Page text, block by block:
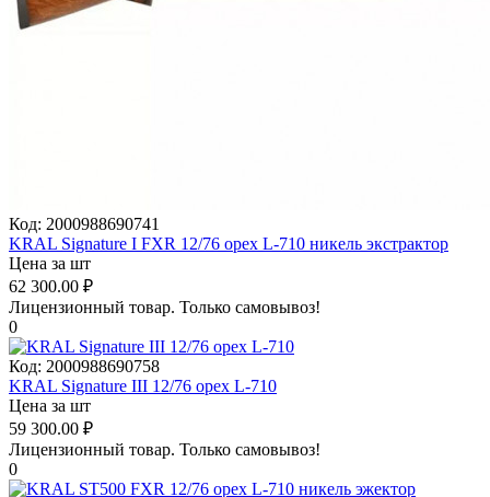
Код: 2000988690741
KRAL Signature I FXR 12/76 орех L-710 никель экстрактор
Цена за шт
62 300.00 ₽
Лицензионный товар. Только самовывоз!
0
Код: 2000988690758
KRAL Signature III 12/76 орех L-710
Цена за шт
59 300.00 ₽
Лицензионный товар. Только самовывоз!
0